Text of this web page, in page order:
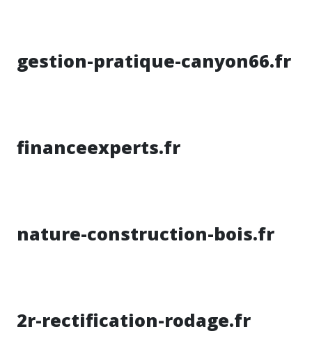
gestion-pratique-canyon66.fr
financeexperts.fr
nature-construction-bois.fr
2r-rectification-rodage.fr